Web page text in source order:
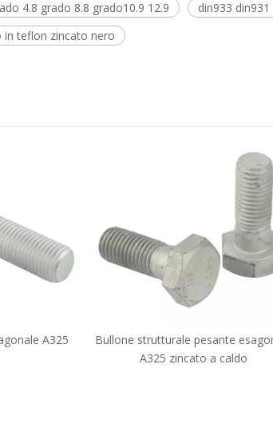
4.8 grado 8.8 grado10.9 12.9
din933
in teflon zincato nero
A325
Bullone strutturale pesante
A325 zincato a caldo